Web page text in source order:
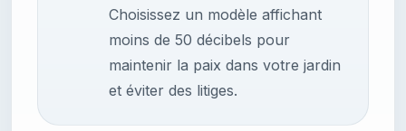
Choisissez un modèle affichant
moins de 50 décibels pour
maintenir la paix dans votre jardin
et éviter des litiges.